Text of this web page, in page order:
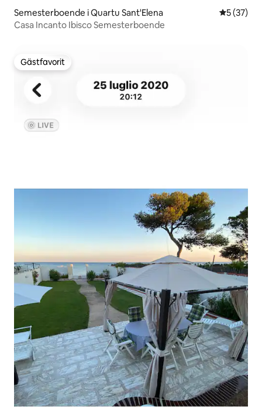
Semesterboende i Quartu Sant'Elena 5 av 5 i
5 (37)
Casa Incanto Ibisco Semesterboende
Gästfavorit
Gästfavorit